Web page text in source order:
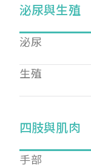
泌尿與生殖
泌尿
生殖
四肢與肌肉
手部
您
您好，您的會